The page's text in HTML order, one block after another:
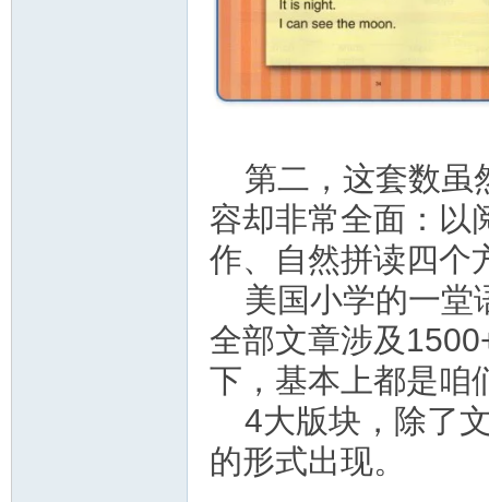
第二，这套数虽
容却非常全面：以
作、自然拼读四个
美国小学的一堂
全部文章涉及
下，基本上都是咱
4大版块，除了
的形式出现。